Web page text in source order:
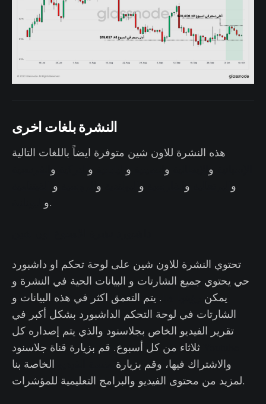
النشرة بلغات اخرى
هذه النشرة للاون شين متوفرة ايضاً باللغات التالية
و و و و و
و
و و و و
و.
تحتوي النشرة للاون شين على لوحة تحكم او داشبورد
حي يحتوي جميع الشارتات و البيانات الحية في النشرة و
يمكن
. يتم التعمق اكثر في هذه البيانات و
الشارتات في لوحة التحكم الداشبورد بشكل أكبر في
تقرير الفيديو الخاص بجلاسنود والذي يتم إصداره كل
والاشتراك فيها، وقم بزيارة
الخاصة بنا
لمزيد من محتوى الفيديو والبرامج التعليمية للمؤشرات.